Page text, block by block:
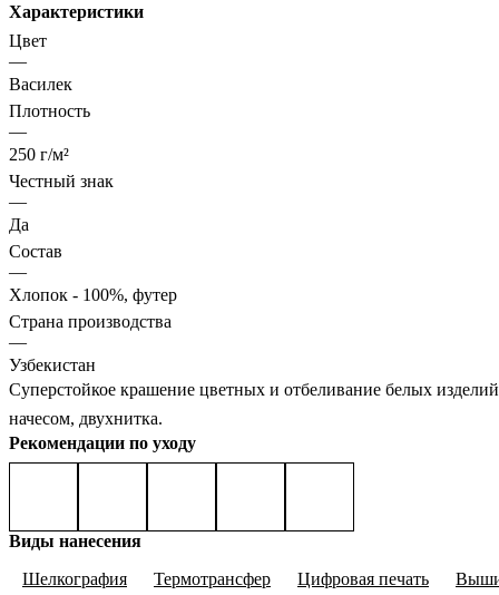
Характеристики
Цвет
—
Василек
Плотность
—
250 г/м²
Честный знак
—
Да
Состав
—
Хлопок - 100%, футер
Страна производства
—
Узбекистан
Суперстойкое крашение цветных и отбеливание белых
начесом, двухнитка.
Рекомендации по уходу
Виды нанесения
Шелкография
Термотрансфер Цифровая печать